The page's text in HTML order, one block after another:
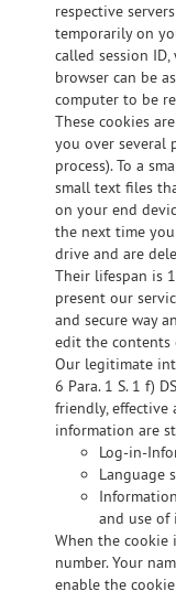
respective
temporarily on
called session
browser can be
computer to be
These cookies
you over several
process). To a
small text files
on your end
the next time
drive and are
Their lifespan is
present our
and secure way
edit the contents
Our legitimate
6 Para. 1 S. 1 f)
friendly, effective
information are
Log-in-
Language
and use
When the cookie
number. Your
enable the